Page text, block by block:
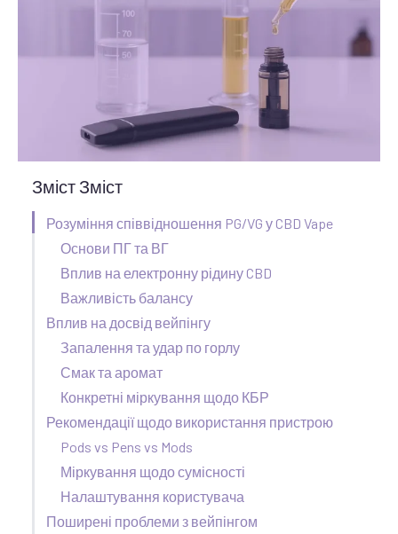
Зміст Зміст
Розуміння співвідношення PG/VG у CBD Vape
Основи ПГ та ВГ
Вплив на електронну рідину CBD
Важливість балансу
Вплив на досвід вейпінгу
Запалення та удар по горлу
Смак та аромат
Конкретні міркування щодо КБР
Рекомендації щодо використання пристрою
Pods vs Pens vs Mods
Міркування щодо сумісності
Налаштування користувача
Поширені проблеми з вейпінгом